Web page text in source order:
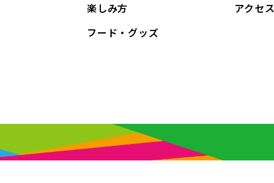
楽しみ方
フード・グッズ
アクセ